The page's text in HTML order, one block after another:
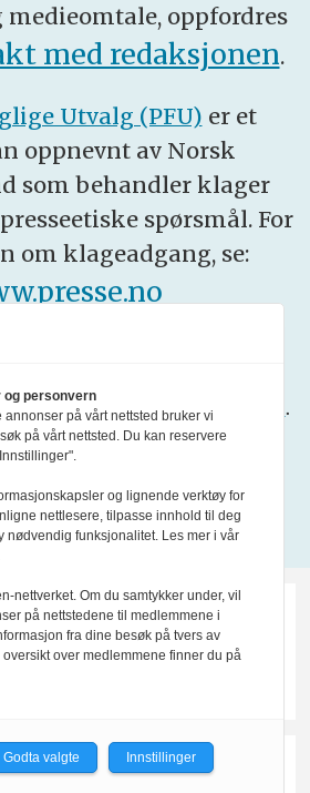
medieomtale, oppfordres
med redaksjonen.
Utvalg (PFU) er et
oppnevnt av Norsk
som behandler klager
spørsmål. For
om klageadgang, se:
er medlem av
for Forsvarets forum .
us in English
Nordström Design
og personvern
annonser på vårt nettsted bruker vi
på vårt nettsted. Du kan reservere
og lignende verktøy for
nettlesere, tilpasse innhold til deg
nødvendig funksjonalitet. Les mer i vår
nettverket. Om du samtykker under, vil
på nettstedene til medlemmene i
fra dine besøk på tvers av
over medlemmene finner du på
Godta valgte Innstillinger